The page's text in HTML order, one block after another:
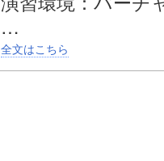
SOCアナリスト
習に詰め込んだ、
全文はこちら